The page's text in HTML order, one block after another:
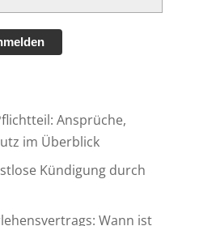
Ansprüche,
im Überblick
Kündigung durch
Wann ist